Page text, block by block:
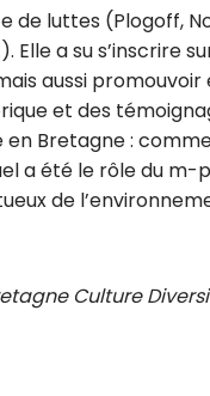
de luttes (Plogoff,
a su s’inscrire
aussi
et des
Bretagne :
a été le rôle du m-
de
Culture